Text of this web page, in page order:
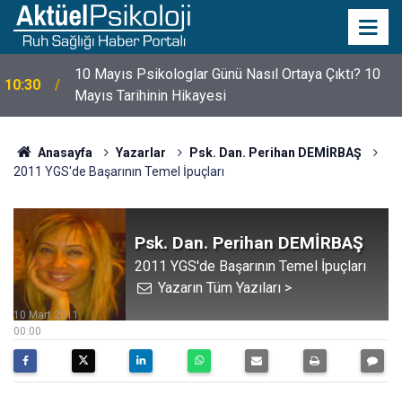
10:30
10 Mayıs Psikologlar Günü Nasıl Ortaya Çıktı? 10
Mayıs Tarihinin Hikayesi
Anasayfa Yazarlar
Psk. Dan. Perihan DEMİRBAŞ
2011 YGS'de Başarının Temel İpuçları
Psk. Dan. Perihan DEMİRBAŞ
2011 YGS'de Başarının Temel İpuçları
Yazarın Tüm Yazıları >
00:00
10 Mart 2011